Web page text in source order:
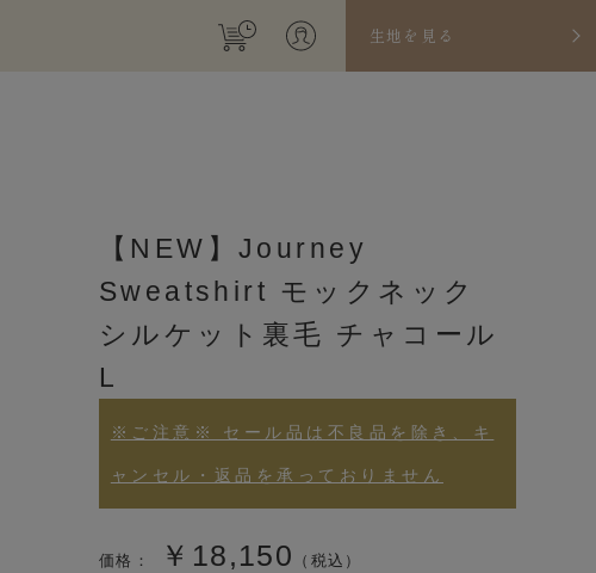
生地を見る
【NEW】Journey
Sweatshirt モックネック
シルケット裏毛 チャコール
L
※ご注意※ セール品は不良品を除き、キ
ャンセル・返品を承っておりません
価格： ￥18,150 （税込）